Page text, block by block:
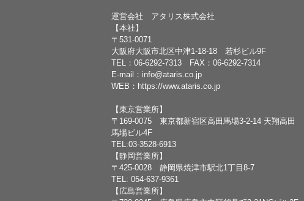
運営会社 アタリス株式会社
【本社】
〒531-0071
大阪府大阪市北区中津1-18-18 若杉ビル9F
TEL： 06-6292-7313 FAX：06-6292-7314
E-mail： info@ataris.co.jp
WEB： https://www.ataris.co.jp
【東京営業所】
〒169-0075 東京都新宿区高田馬場3-2-14 天翔高田
馬場ビル4F
TEL:03-3528-6913
【静岡営業所】
〒425-0028 静岡県焼津市駅北1丁目8-7
TEL: 054-637-9361
【広島営業所】